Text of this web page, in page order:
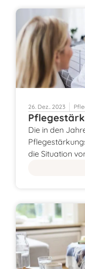
26. Dez.. 2023
Die in den
die Situation